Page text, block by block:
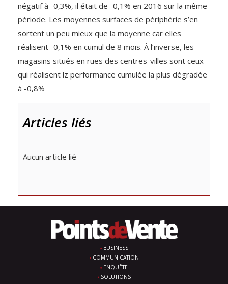
négatif à -0,3%, il était de -0,1% en 2016 sur la même
période. Les moyennes surfaces de périphérie s’en
sortent un peu mieux que la moyenne car elles
réalisent -0,1% en cumul de 8 mois. À l’inverse, les
magasins situés en rues des centres-villes sont ceux
qui réalisent lz performance cumulée la plus dégradée
à -0,8%
Articles liés
Aucun article lié
BUSINESS
COMMUNICATION
ENQUÊTE
SOLUTIONS